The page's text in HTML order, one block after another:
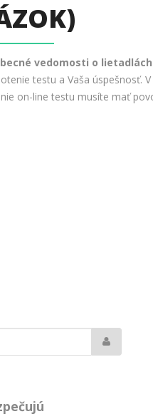
vedomosti o
testu a Vaša úspešnosť.
on-line testu musíte mať